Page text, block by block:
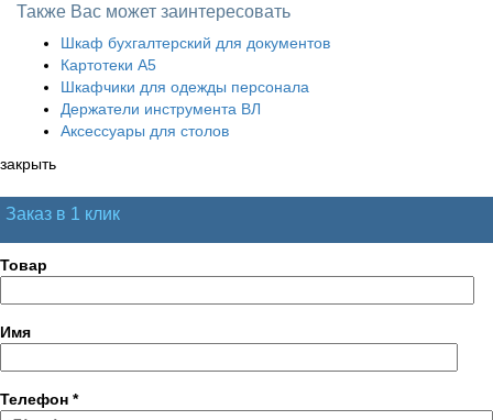
Также Вас может заинтересовать
Шкаф бухгалтерский для документов
Картотеки А5
Шкафчики для одежды персонала
Держатели инструмента ВЛ
Аксессуары для столов
закрыть
Заказ в 1 клик
Товар
Имя
Телефон *